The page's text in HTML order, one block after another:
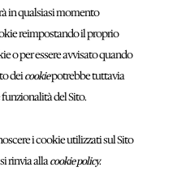
in qualsiasi momento
reimpostando il proprio
o per essere avvisato quando
deicookiepotrebbe tuttavia
del Sito.
i cookie utilizzati sul Sito
rinvia allacookie policy.